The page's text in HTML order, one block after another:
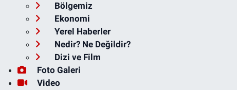
Bölgemiz
Ekonomi
Yerel Haberler
Nedir? Ne Değildir?
Dizi ve Film
Foto Galeri
Video